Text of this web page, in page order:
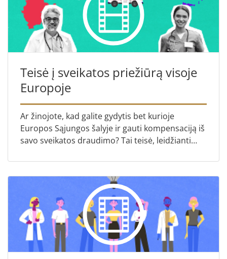
Teisė į sveikatos priežiūrą visoje
Europoje
Ar žinojote, kad galite gydytis bet kurioje
Europos Sąjungos šalyje ir gauti kompensaciją iš
savo sveikatos draudimo? Tai teisė, leidžianti
paslaugas be...